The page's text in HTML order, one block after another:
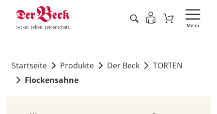
Startseite Produkte Der Beck
TORTEN
Flockensahne